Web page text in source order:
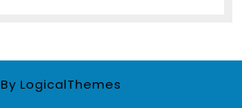
By LogicalThemes